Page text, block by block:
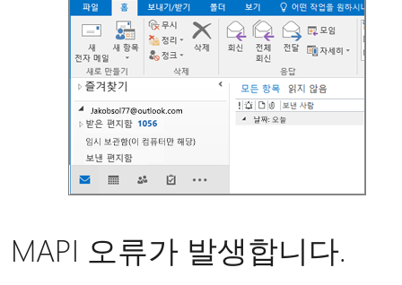
MAPI 오류가 발생합니다.